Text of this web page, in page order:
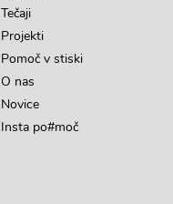
Tečaji
Projekti
Pomoč v stiski
O nas
Novice
Insta po#moč